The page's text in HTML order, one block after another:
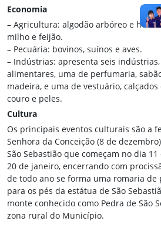
Economia
– Agricultura: algodão arbóreo e
milho e feijão.
– Pecuária: bovinos, suínos e aves.
– Indústrias: apresenta seis
alimentares, uma de perfumaria,
madeira, e uma de vestuário,
couro e peles.
Cultura
Os principais eventos culturais são a
Senhora da Conceição (8 de
São Sebastião que começam no dia
20 de janeiro, encerrando com
de todo ano se forma uma romaria de
para os pés da estátua de São
monte conhecido como Pedra de São
zona rural do Município.